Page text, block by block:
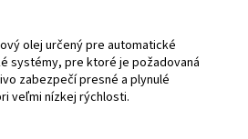
olej určený pre automatické
systémy, pre ktoré je požadovaná
zabezpečí presné a plynulé
veľmi nízkej rýchlosti.